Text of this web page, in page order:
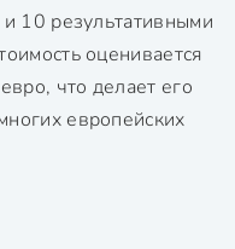
10 результативными
оценивается
что делает его
европейских